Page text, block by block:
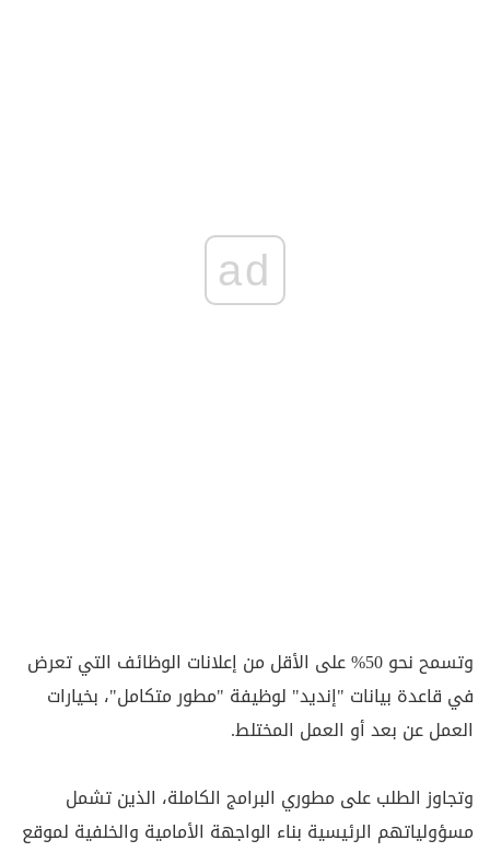
ad
وتسمح نحو 50% على الأقل من إعلانات الوظائف التي تعرض
في قاعدة بيانات "إنديد" لوظيفة "مطور متكامل"، بخيارات
العمل عن بعد أو العمل المختلط.
وتجاوز الطلب على مطوري البرامج الكاملة، الذين تشمل
مسؤولياتهم الرئيسية بناء الواجهة الأمامية والخلفية لموقع